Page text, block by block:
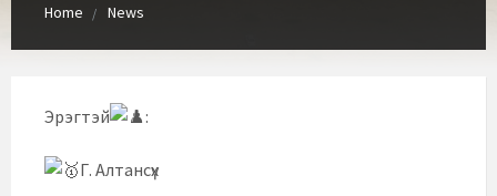
Home News
Эрэгтэй :
Г. Алтансүх